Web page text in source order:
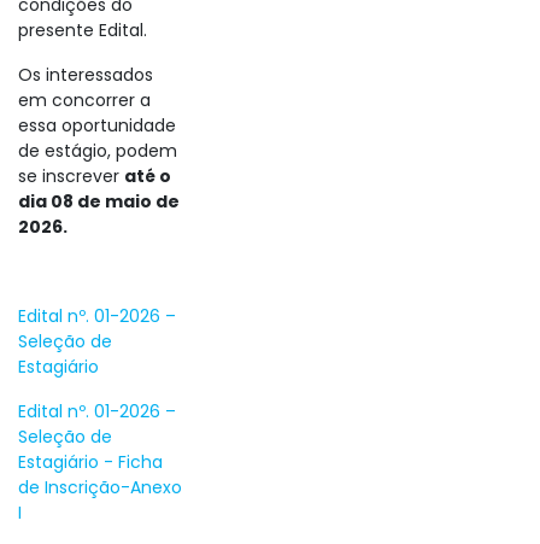
condições do
presente Edital.
Os interessados
em concorrer a
essa oportunidade
de estágio, podem
se inscrever até o
dia 08 de maio de
2026.
Edital nº. 01-2026 –
Seleção de
Estagiário
Edital nº. 01-2026 –
Seleção de
Estagiário - Ficha
de Inscrição-Anexo
I